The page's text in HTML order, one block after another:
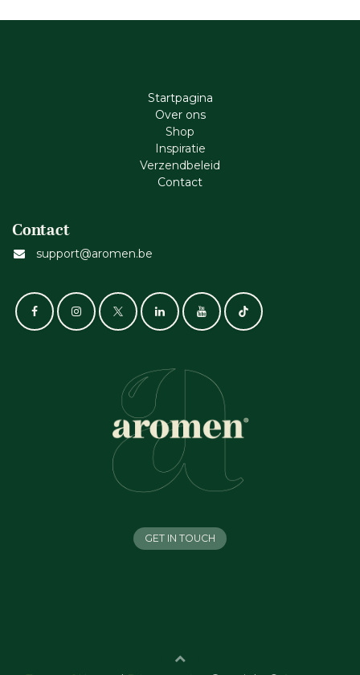
Startpagina
Ove​r​ ons
Shop
Inspiratie
Verzendbeleid
Cont​act
Contact
support@aromen.be
GET IN TOUCH